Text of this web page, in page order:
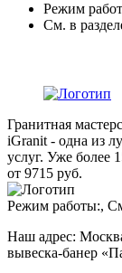
Режим
См. в
Гранитная
iGranit - одна из
услуг. Уже более
от 9715 руб.
Режим работы:,
Наш адрес:
вывеска-банер